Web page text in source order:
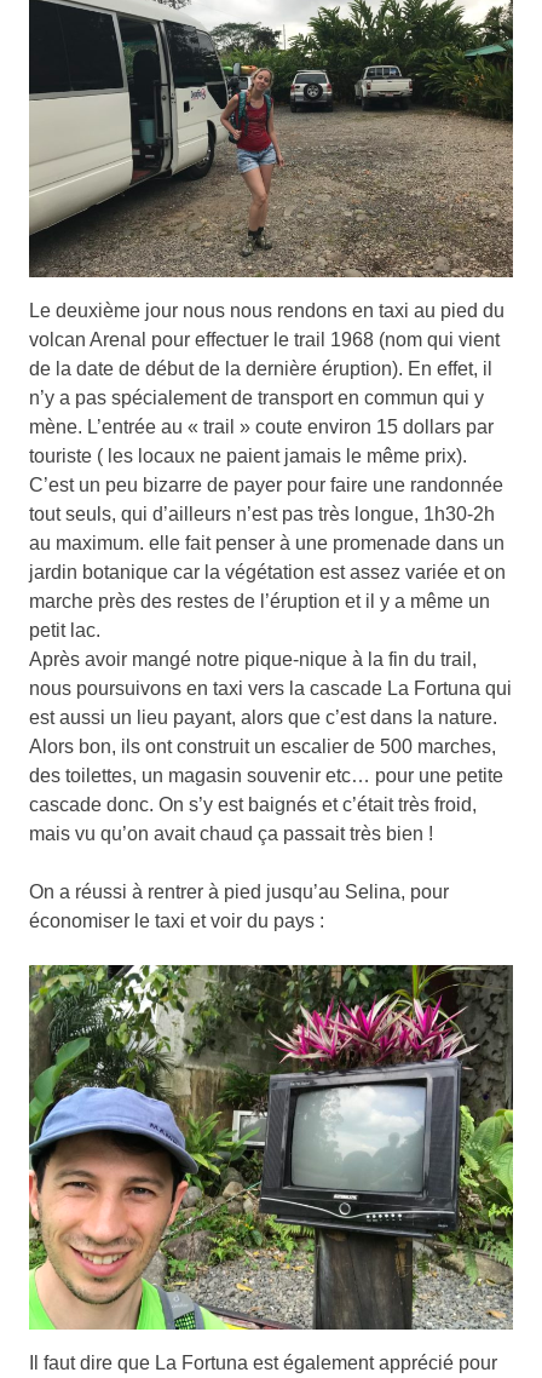
Le deuxième jour nous nous rendons en taxi au pied du
volcan Arenal pour effectuer le trail 1968 (nom qui vient
de la date de début de la dernière éruption). En effet, il
n’y a pas spécialement de transport en commun qui y
mène. L’entrée au « trail » coute environ 15 dollars par
touriste ( les locaux ne paient jamais le même prix).
C’est un peu bizarre de payer pour faire une randonnée
tout seuls, qui d’ailleurs n’est pas très longue, 1h30-2h
au maximum. elle fait penser à une promenade dans un
jardin botanique car la végétation est assez variée et on
marche près des restes de l’éruption et il y a même un
petit lac.
Après avoir mangé notre pique-nique à la fin du trail,
nous poursuivons en taxi vers la cascade La Fortuna qui
est aussi un lieu payant, alors que c’est dans la nature.
Alors bon, ils ont construit un escalier de 500 marches,
des toilettes, un magasin souvenir etc… pour une petite
cascade donc. On s’y est baignés et c’était très froid,
mais vu qu’on avait chaud ça passait très bien !
On a réussi à rentrer à pied jusqu’au Selina, pour
économiser le taxi et voir du pays :
Il faut dire que La Fortuna est également apprécié pour